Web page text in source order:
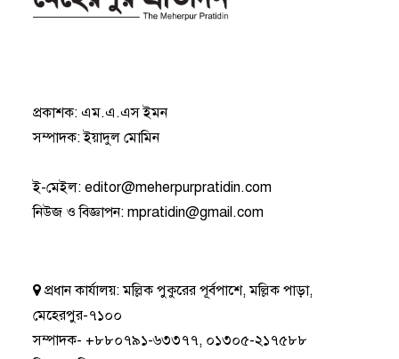
প্রকাশক: এম.এ.এস ইমন
সম্পাদক: ইয়াদুল মোমিন
ই-মেইল:editor@meherpurpratidin.com
নিউজ ও বিজ্ঞাপন:mpratidin@gmail.com
প্রধান কার্যালয়:মল্লিক পুকুরের পূর্বপাশে, মল্লিক পাড়া,
মেহেরপুর-৭১০০
সম্পাদক- +৮৮০৭৯১-৬৩৩৭৭, ০১৩০৫-২১৭৫৮৮